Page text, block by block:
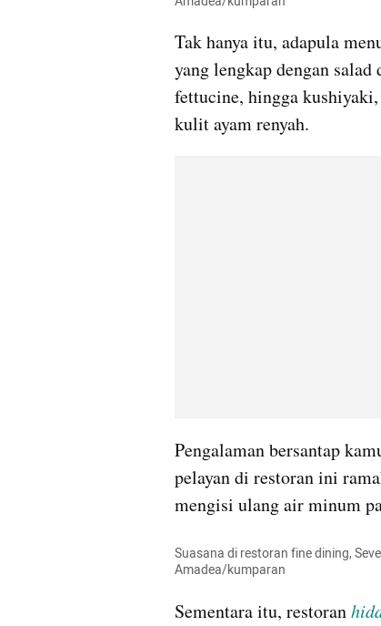
Tak hanya itu, adapula
yang lengkap dengan
fettucine, hingga
kulit ayam renyah.
Pengalaman bersantap
pelayan di restoran ini
mengisi ulang air minum
Suasana di restoran fine dining,
Amadea/kumparan
Sementara itu, restoran